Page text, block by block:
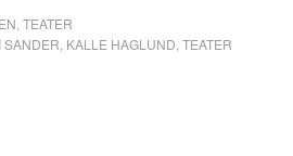
TEATER
SANDER KALLE HAGLUND TEATER